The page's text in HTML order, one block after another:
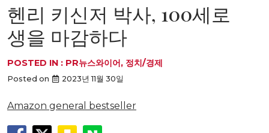
헨리 키신저 박사, 100세로
생을 마감하다
POSTED IN : PR뉴스와이어, 정치/경제
Posted on 2023년 11월 30일
Amazon general bestseller